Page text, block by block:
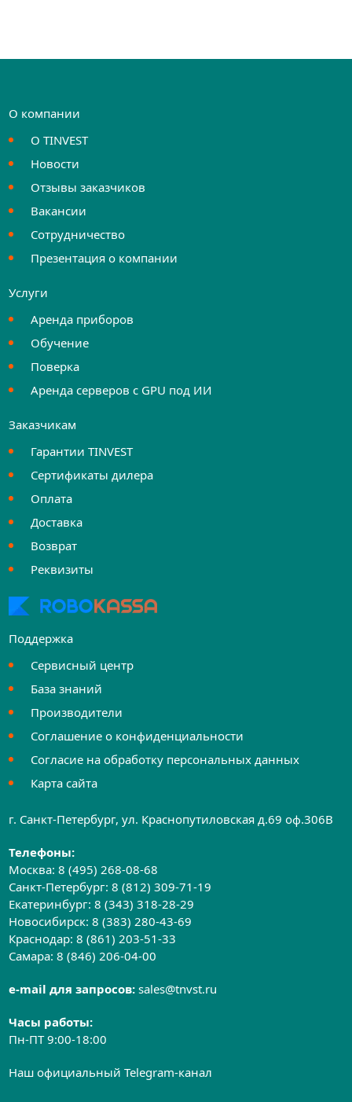
О компании
О TINVEST
Новости
Отзывы заказчиков
Вакансии
Сотрудничество
Презентация о компании
Услуги
Аренда приборов
Обучение
Поверка
Аренда серверов с GPU под ИИ
Заказчикам
Гарантии TINVEST
Сертификаты дилера
Оплата
Доставка
Возврат
Реквизиты
Поддержка
Сервисный центр
База знаний
Производители
Соглашение о конфиденциальности
Согласие на обработку персональных данных
Карта сайта
г. Санкт-Петербург, ул. Краснопутиловская д.69 оф.306B
Телефоны:
Москва:8 (495) 268-08-68
Санкт-Петербург:8 (812) 309-71-19
Екатеринбург:8 (343) 318-28-29
Новосибирск:8 (383) 280-43-69
Краснодар:8 (861) 203-51-33
Самара:8 (846) 206-04-00
e-mail для запросов:sales@tnvst.ru
Часы работы:
Пн-ПТ 9:00-18:00
Наш официальный Telegram-канал